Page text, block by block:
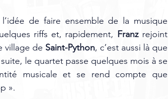
de faire ensemble de la musique
riffs et, rapidement, Franz rejoint
village de Saint-Python, c’est aussi là que
le quartet passe quelques mois à se
musicale et se rend compte que
».